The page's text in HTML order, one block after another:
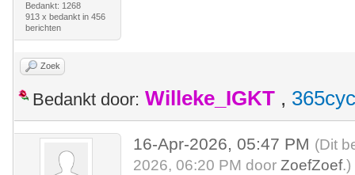
Bedankt: 1268
913 x bedankt in 456
berichten
Zoek
Bedankt door: Willeke_IGKT ,
16-Apr-2026, 05:47 PM (Dit
2026, 06:20 PM doorZoefZoef.)